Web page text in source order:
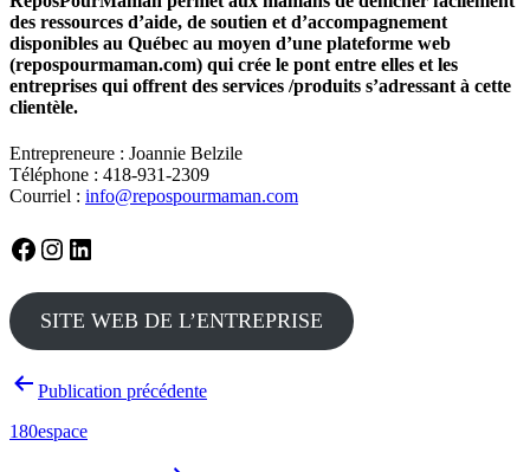
des ressources d’aide, de soutien et d’accompagnement
disponibles au Québec au moyen d’une plateforme web
(repospourmaman.com) qui crée le pont entre elles et les
entreprises qui offrent des services /produits s’adressant à cette
clientèle.
Entrepreneure : Joannie Belzile
Téléphone : 418-931-2309
Courriel : info@repospourmaman.com
Facebook
Instagram
LinkedIn
SITE WEB DE L’ENTREPRISE
Navigation
l’article
Publication précédente
180espace